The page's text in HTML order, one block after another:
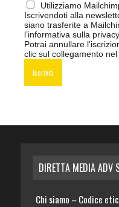
Utilizziamo
Iscrivendoti alla
siano trasferite a
l’informativa sulla
Potrai annullare
clic sul collegamento
DIRETTA MEDIA
Chi siamo – Codice